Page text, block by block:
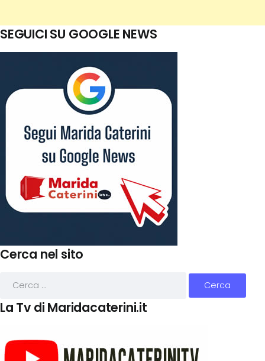
SEGUICI SU GOOGLE NEWS
Cerca nel sito
La Tv di Maridacaterini.it